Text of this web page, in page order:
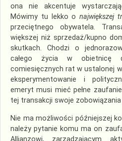
ona nie akcentuje
Mówimy tu lekko o największej
przeciętnego obywatela.
większej niż sprzedaż/kupno
skutkach. Chodzi o
całego życia w obietnicę
comiesięcznych rat w ustalonej
eksperymentowanie i
emeryt musi mieć pełne
tej transakcji swoje zobowiązania
Nie ma możliwości późniejszej
należy pytanie komu ma on
Allianzowi, zarządzającym